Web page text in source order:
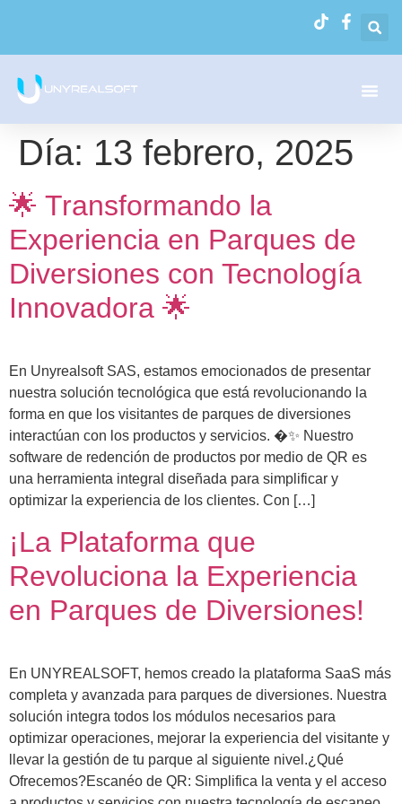
Día: 13 febrero, 2025
🌟 Transformando la
Experiencia en Parques de
Diversiones con Tecnología
Innovadora 🌟
En Unyrealsoft SAS, estamos emocionados de presentar
nuestra solución tecnológica que está revolucionando la
forma en que los visitantes de parques de diversiones
interactúan con los productos y servicios. �✨ Nuestro
software de redención de productos por medio de QR es
una herramienta integral diseñada para simplificar y
optimizar la experiencia de los clientes. Con […]
¡La Plataforma que
Revoluciona la Experiencia
en Parques de Diversiones!
En UNYREALSOFT, hemos creado la plataforma SaaS más
completa y avanzada para parques de diversiones. Nuestra
solución integra todos los módulos necesarios para
optimizar operaciones, mejorar la experiencia del visitante y
llevar la gestión de tu parque al siguiente nivel.¿Qué
Ofrecemos?Escanéo de QR: Simplifica la venta y el acceso